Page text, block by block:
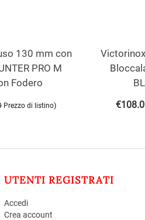
130 mm con
PRO M
Fodero
Prezzo di listino) €
UTENTI REGISTRATI
Accedi
Crea account